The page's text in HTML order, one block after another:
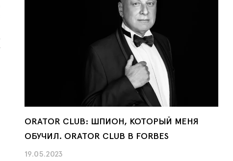
ORATOR CLUB: ШПИОН, КОТОРЫЙ МЕНЯ
ОБУЧИЛ. ORATOR CLUB В FORBES
19.05.2023